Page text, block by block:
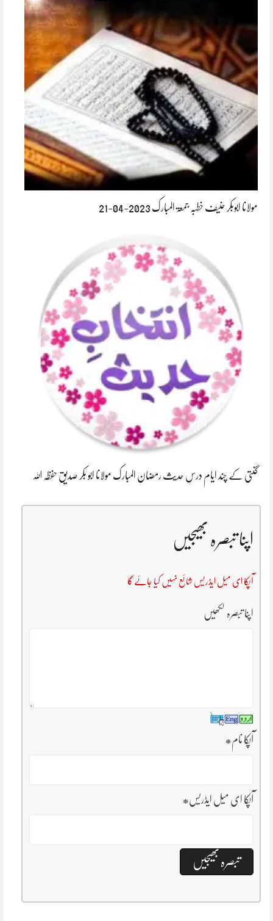
مولانا ابوبکر حنیف خطبہ جمعۃ المبارک 2023-04-21
گنتی کے چند ایام درسِ حدیث رمضان المبارک مولانا ابو بکر صدیق حفظہ اللہ
اپنا تبصرہ بھیجیں
آپکا ای میل ایڈریس شائع نہیں کیا جائے گا
اپنا تبصرہ لکھیں
آپکا نام*
آپکا ای میل ایڈریس*